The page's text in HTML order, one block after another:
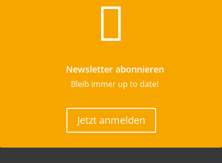

Newsletter abonnieren
Bleib immer up to date!
Jetzt anmelden